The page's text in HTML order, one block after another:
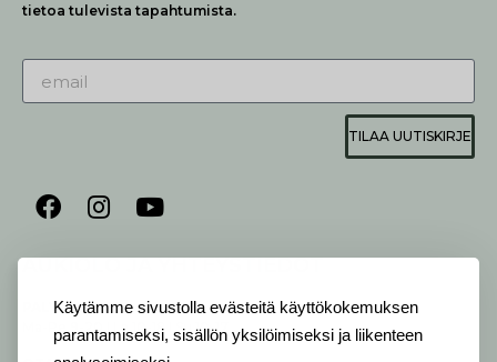
Käytämme sivustolla evästeitä käyttökokemuksen
parantamiseksi, sisällön yksilöimiseksi ja liikenteen
tietoa tulevista tapahtumista.
TILAA UUTISKIRJE
AUKIOLO JA YHTEYSTIEDOT
ALVELEMME:
Ma-Pe 9-20 I La 10-18 I Su 10-17